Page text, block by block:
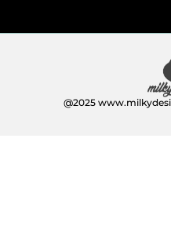
@2025